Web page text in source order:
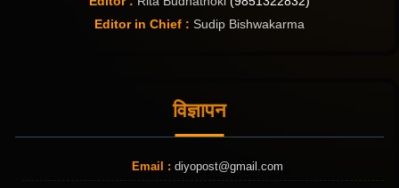
Editor in Chief : Sudip Bishwakarma
विज्ञापन
Email : diyopost@gmail.com